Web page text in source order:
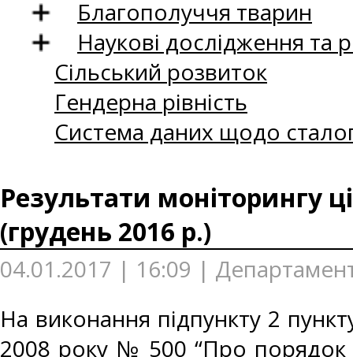
Благополуччя тварин
Наукові дослідження та
Сільський розвиток
Гендерна рівність
Система даних щодо
Результати моніторингу
(грудень 2016 р.)
04.01.2017 | 16:09 |
На виконання підпункту 2
2008 року № 500 “Про порядок